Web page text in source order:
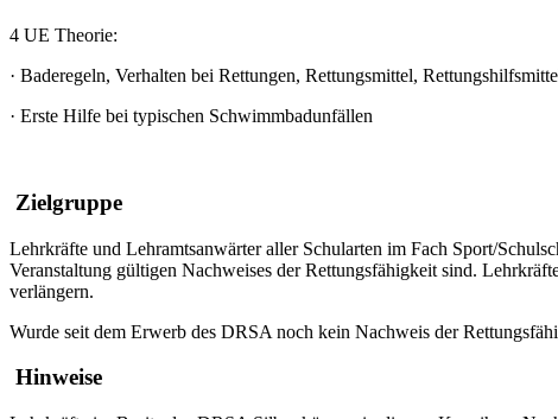
4 UE Theorie:
· Baderegeln, Verhalten bei Rettungen, Rettungsmittel,
· Erste Hilfe bei typischen Schwimmbadunfällen
Zielgruppe
Lehrkräfte und Lehramtsanwärter aller Schularten im Fach Sport/
Veranstaltung gültigen Nachweises der Rettungsfähigkeit sind.
verlängern.
Wurde seit dem Erwerb des DRSA noch kein Nachweis der
Hinweise